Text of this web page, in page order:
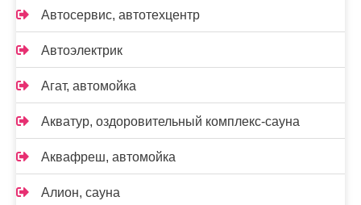
Автосервис, автотехцентр
Автоэлектрик
Агат, автомойка
Акватур, оздоровительный комплекс-сауна
Аквафреш, автомойка
Алион, сауна